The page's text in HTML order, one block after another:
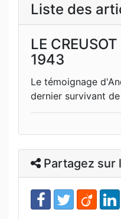
Liste des
LE
1943
Le témoignage
dernier survivant
Partagez sur